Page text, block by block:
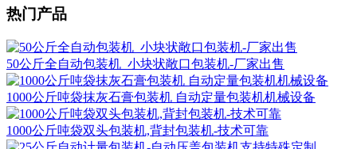
热门产品
50公斤全自动包装机_小块状敞口包装机-厂家出售
1000公斤吨袋抹灰石膏包装机 自动定量包装机机械设备
1000公斤吨袋双头包装机,背封包装机-技术可靠